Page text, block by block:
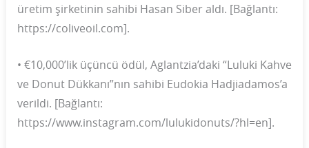
üretim şirketinin sahibi Hasan Siber aldı. [Bağlantı:
https://coliveoil.com].
• €10,000’lik üçüncü ödül, Aglantzia’daki “Luluki Kahve
ve Donut Dükkanı”nın sahibi Eudokia Hadjiadamos’a
verildi. [Bağlantı:
https://www.instagram.com/lulukidonuts/?hl=en].